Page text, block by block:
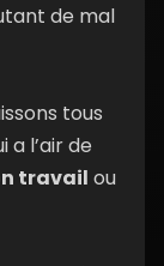
de mal
tous
l’air de
travail ou